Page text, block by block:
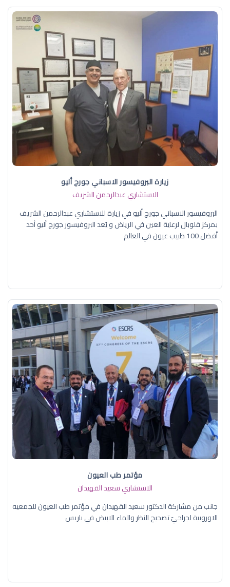
زيارة البروفيسور الاسباني جورج أليو
الاستشاري عبدالرحمن الشريف
البروفيسور الاسباني جورج أليو في زيارة للاستشاري عبدالرحمن الشريف
بمركز قلوبال لرعاية العين في الرياض و يُعد البروفيسور جورج أليو أحد
أفضل 100 طبيب عيون في العالم
مؤتمر طب العيون
الاستشاري سعيد القهيدان
جانب من مشاركة الدكتور سعيد القهيدان في مؤتمر طب العيون للجمعيه
الاوروبية لجراحيّ تصحيح النظر والماء الابيض في باريس